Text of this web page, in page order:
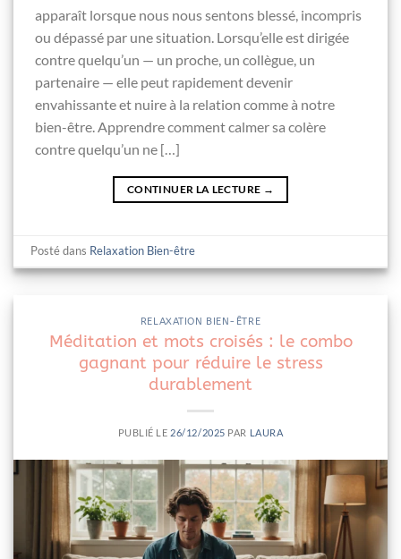
apparaît lorsque nous nous sentons blessé, incompris
ou dépassé par une situation. Lorsqu’elle est dirigée
contre quelqu’un — un proche, un collègue, un
partenaire — elle peut rapidement devenir
envahissante et nuire à la relation comme à notre
bien-être. Apprendre comment calmer sa colère
contre quelqu’un ne […]
CONTINUER LA LECTURE →
Posté dans Relaxation Bien-être
RELAXATION BIEN-ÊTRE
Méditation et mots croisés : le combo
gagnant pour réduire le stress
durablement
PUBLIÉ LE 26/12/2025 PAR LAURA